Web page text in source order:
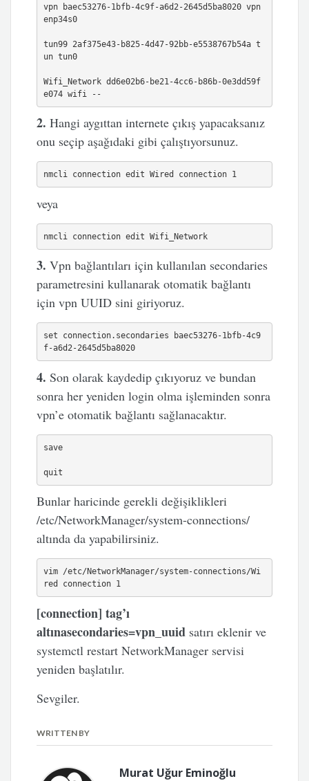
vpn baec53276-1bfb-4c9f-a6d2-2645d5ba8020 vpn
enp34s0
tun99 2af375e43-b825-4d47-92bb-e5538767b54a t
un tun0
Wifi_Network dd6e02b6-be21-4cc6-b86b-0e3dd59f
e074 wifi --
2. Hangi aygıttan internete çıkış yapacaksanız
onu seçip aşağıdaki gibi çalıştıyorsunuz.
nmcli connection edit Wired connection 1
veya
nmcli connection edit Wifi_Network
3. Vpn bağlantıları için kullanılan secondaries
parametresini kullanarak otomatik bağlantı
için vpn UUID sini giriyoruz.
set connection.secondaries baec53276-1bfb-4c9
f-a6d2-2645d5ba8020
4. Son olarak kaydedip çıkıyoruz ve bundan
sonra her yeniden login olma işleminden sonra
vpn’e otomatik bağlantı sağlanacaktır.
save
quit
Bunlar haricinde gerekli değişiklikleri
/etc/NetworkManager/system-connections/
altında da yapabilirsiniz.
vim /etc/NetworkManager/system-connections/Wi
red connection 1
[connection] tag’ı
altınasecondaries=vpn_uuid satırı eklenir ve
systemctl restart NetworkManager servisi
yeniden başlatılır.
Sevgiler.
WRITTEN BY
Murat Uğur Eminoğlu